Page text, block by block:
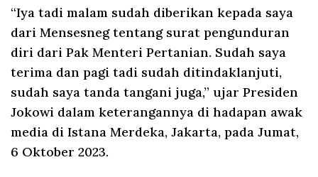
“Iya tadi malam sudah diberikan kepada saya
dari Mensesneg tentang surat pengunduran
diri dari Pak Menteri Pertanian. Sudah saya
terima dan pagi tadi sudah ditindaklanjuti,
sudah saya tanda tangani juga,” ujar Presiden
Jokowi dalam keterangannya di hadapan awak
media di Istana Merdeka, Jakarta, pada Jumat,
6 Oktober 2023.